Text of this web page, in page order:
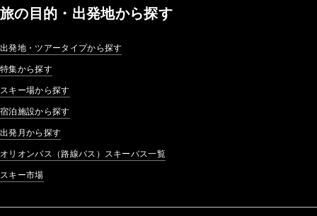
旅の目的・出発地から探す
出発地・ツアータイプから探す
特集から探す
スキー場から探す
宿泊施設から探す
出発月から探す
オリオンバス（路線バス）スキーバス一覧
スキー市場